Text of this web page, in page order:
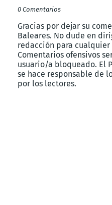
0 Comentarios
Gracias por dejar su
Baleares. No dude en
redacción para cualquier
Comentarios ofensivos
usuario/a bloqueado. El
se hace responsable de
por los lectores.